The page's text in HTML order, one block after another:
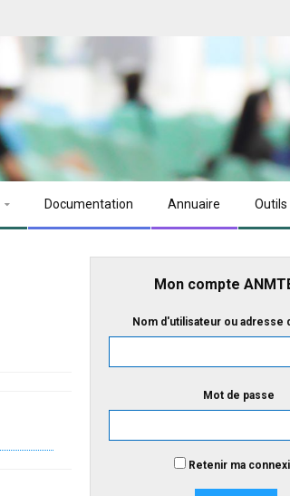
Documentation Annuaire Outils
Mon compte
Nom d'utilisateur ou adresse
Mot de passe
Retenir ma